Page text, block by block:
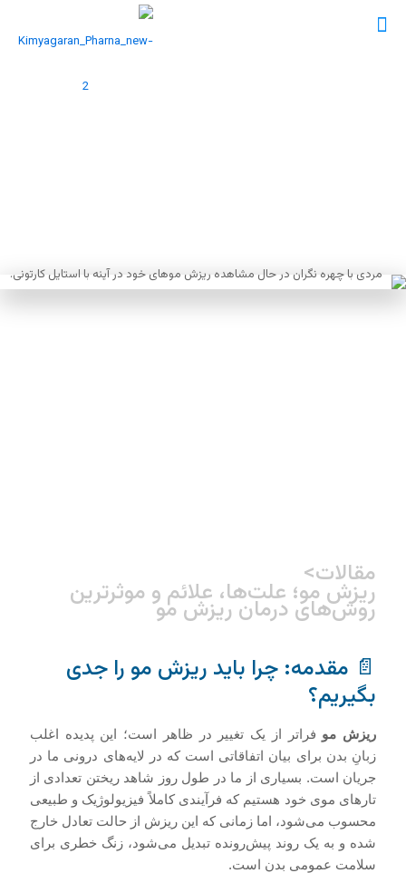
مقالات>
ریزش مو؛ علت‌ها، علائم و موثرترین
روش‌های درمان ریزش مو
📄 مقدمه: چرا باید ریزش مو را جدی
بگیریم؟
ریزش مو فراتر از یک تغییر در ظاهر است؛ این پدیده اغلب
زبانِ بدن برای بیان اتفاقاتی است که در لایه‌های درونی ما در
جریان است. بسیاری از ما در طول روز شاهد ریختن تعدادی از
تارهای موی خود هستیم که فرآیندی کاملاً فیزیولوژیک و طبیعی
محسوب می‌شود، اما زمانی که این ریزش از حالت تعادل خارج
شده و به یک روند پیش‌رونده تبدیل می‌شود، زنگ خطری برای
سلامت عمومی بدن است.